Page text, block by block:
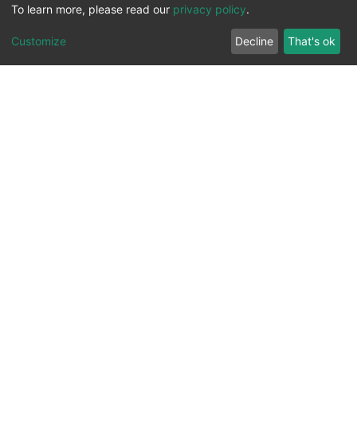
To learn more, please read our privacy policy.
Customize Decline That's ok